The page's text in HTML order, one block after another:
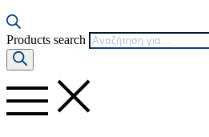
Products search